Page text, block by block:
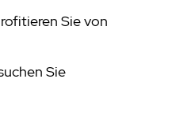
Sie von
Sie